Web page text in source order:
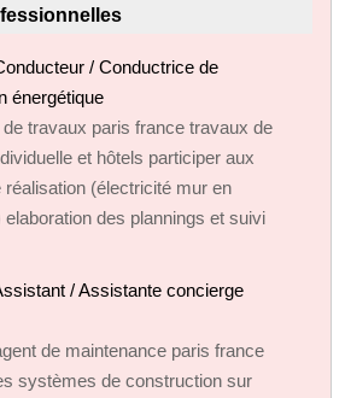
/ Conductrice de
énergétique
travaux paris france travaux de
et hôtels participer aux
(électricité mur en
elaboration des plannings et suivi
/ Assistante concierge
de maintenance paris france
systèmes de construction sur